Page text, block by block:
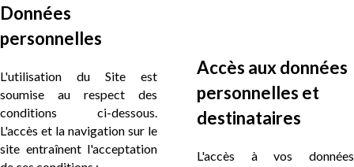
Données
personnelles
L'utilisation du Site est
soumise au respect des
conditions ci-dessous.
L'accès et la navigation sur le
site entraînent l'acceptation
Accès aux données
personnelles et
destinataires
L'accès à vos données